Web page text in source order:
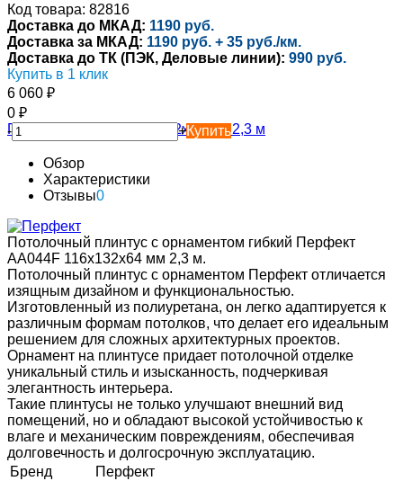
Код товара: 82816
Доставка до МКАД: 1190 руб.
Доставка за МКАД: 1190 руб. + 35 руб./км.
Доставка до ТК (ПЭК, Деловые линии): 990 руб.
Купить в 1 клик
6 060 ₽
0 ₽
-
+Купить
Обзор
Характеристики
Отзывы0
Потолочный плинтус с орнаментом гибкий Перфект
AA044F 116х132х64 мм 2,3 м.
Потолочный плинтус с орнаментом Перфект отличается
изящным дизайном и функциональностью.
Изготовленный из полиуретана, он легко адаптируется к
различным формам потолков, что делает его идеальным
решением для сложных архитектурных проектов.
Орнамент на плинтусе придает потолочной отделке
уникальный стиль и изысканность, подчеркивая
элегантность интерьера.
Такие плинтусы не только улучшают внешний вид
помещений, но и обладают высокой устойчивостью к
влаге и механическим повреждениям, обеспечивая
долговечность и долгосрочную эксплуатацию.
Бренд
Перфект